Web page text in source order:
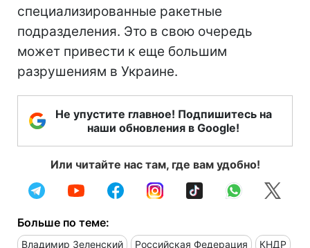
специализированные ракетные
подразделения. Это в свою очередь
может привести к еще большим
разрушениям в Украине.
Не упустите главное! Подпишитесь на
наши обновления в Google!
Или читайте нас там, где вам удобно!
Больше по теме:
Владимир Зеленский Российская Федерация КНДР